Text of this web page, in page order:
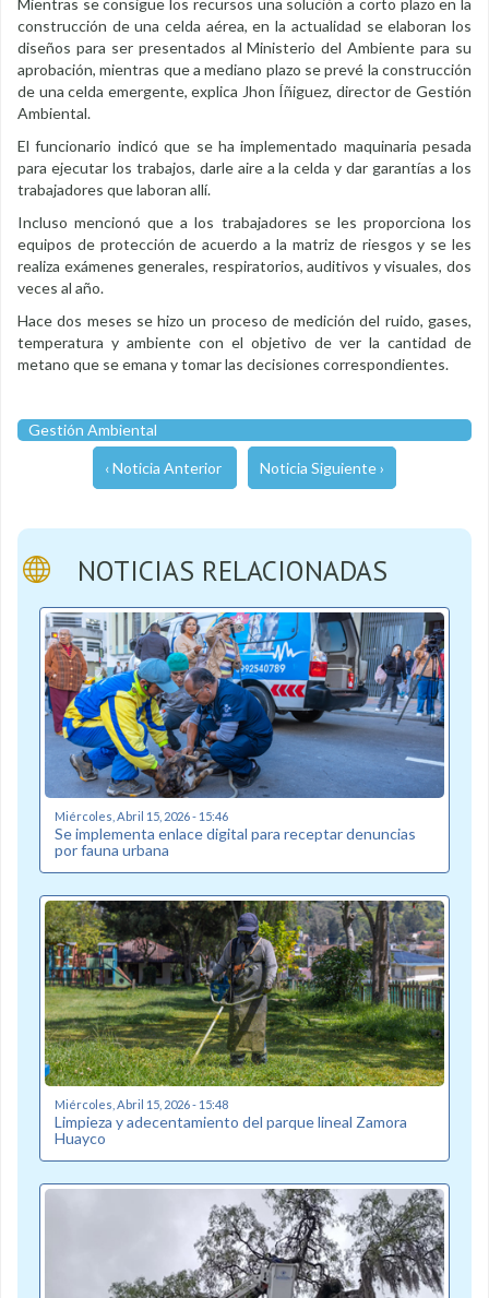
Mientras se consigue los recursos una solución a corto plazo en la
construcción de una celda aérea, en la actualidad se elaboran los
diseños para ser presentados al Ministerio del Ambiente para su
aprobación, mientras que a mediano plazo se prevé la construcción
de una celda emergente, explica Jhon Íñiguez, director de Gestión
Ambiental.
El funcionario indicó que se ha implementado maquinaria pesada
para ejecutar los trabajos, darle aire a la celda y dar garantías a los
trabajadores que laboran allí.
Incluso mencionó que a los trabajadores se les proporciona los
equipos de protección de acuerdo a la matriz de riesgos y se les
realiza exámenes generales, respiratorios, auditivos y visuales, dos
veces al año.
Hace dos meses se hizo un proceso de medición del ruido, gases,
temperatura y ambiente con el objetivo de ver la cantidad de
metano que se emana y tomar las decisiones correspondientes.
Gestión Ambiental
‹ Noticia Anterior Noticia Siguiente ›
NOTICIAS RELACIONADAS
Miércoles, Abril 15, 2026 - 15:46
Se implementa enlace digital para receptar denuncias
por fauna urbana
Miércoles, Abril 15, 2026 - 15:48
Limpieza y adecentamiento del parque lineal Zamora
Huayco